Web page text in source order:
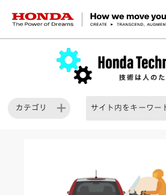
HONDA The Power of Dreams
カテゴリ